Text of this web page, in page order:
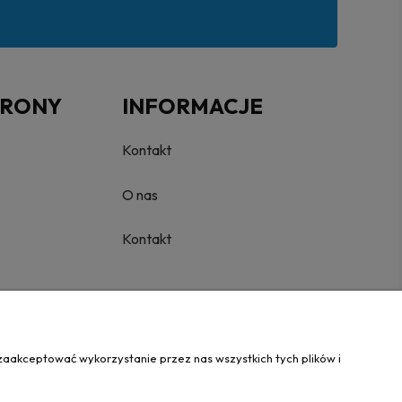
INFORMACJE
Kontakt
O nas
Kontakt
wykorzystanie przez nas wszystkich tych plików i